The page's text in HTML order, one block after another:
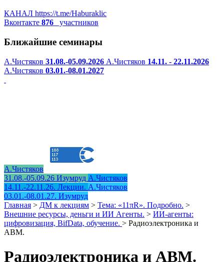
КАНАЛ https://t.me/Haburaklic
Вконтакте 876 участников
Ближайшие семинары
А.Чистяков 31.08.-05.09.2026 А.Чистяков 14.11. - 22.11.2026
А.Чистяков 03.01.-08.01.2027
А.Чистяков
31.08.-05.09.26 Изумруд А.Чистяков
14.11.-22.11.26. Лекции. А.Чистяков
03.01.-08.01.27. Изумруд
Главная > ДМ к лекциям > Тема: «11πR». Подробно. >
Внешние ресурсы, деньги и ИИ Агенты. > ИИ-агенты:
цифровизация, BifData, обучение. > Радиоэлектроника и
АВМ.
Радиоэлектроника и АВМ.